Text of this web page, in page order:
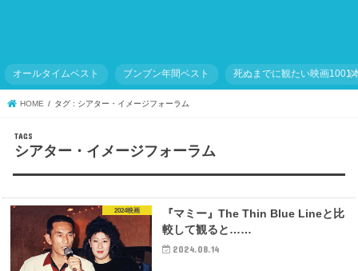
オールタイムベスト ブンブン年間ベスト 死ぬまでに観たい映画1001
HOME タグ : シアター・イメージフォーラム
シアター・イメージフォーラム
2024映画
『マミー』The Thin Blue Lineと比
較して観ると……
2024.08.14